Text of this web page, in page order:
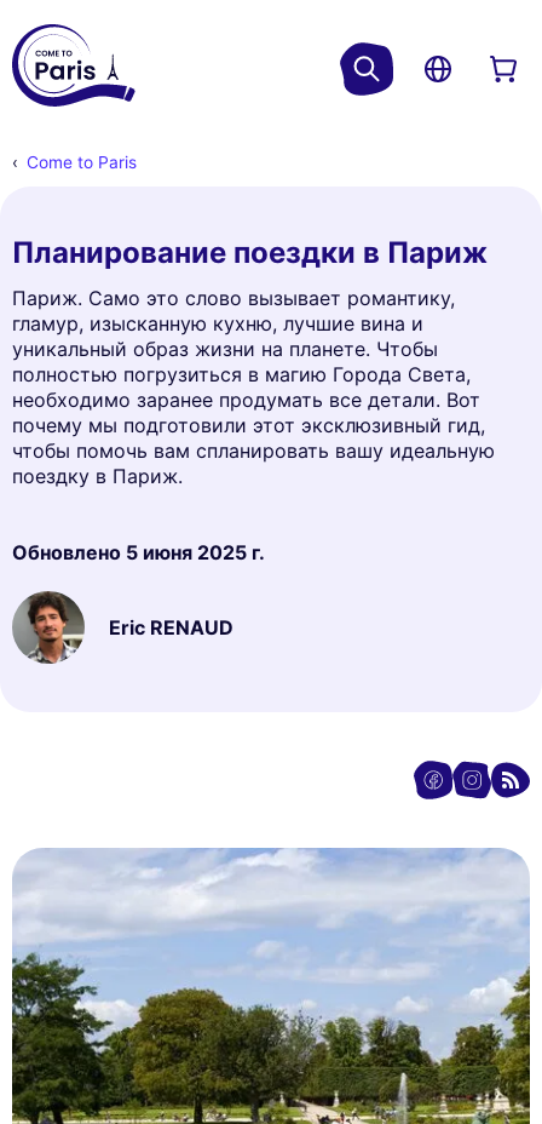
Come to Paris
Планирование поездки в Париж
Париж. Само это слово вызывает романтику,
гламур, изысканную кухню, лучшие вина и
уникальный образ жизни на планете. Чтобы
полностью погрузиться в магию Города Света,
необходимо заранее продумать все детали. Вот
почему мы подготовили этот эксклюзивный гид,
чтобы помочь вам спланировать вашу идеальную
поездку в Париж.
Обновлено 5 июня 2025 г.
Eric RENAUD